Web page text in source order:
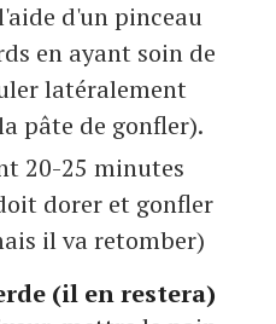
d'un pinceau
en ayant soin de
latéralement
pâte de gonfler).
20-25 minutes
dorer et gonfler
il va retomber)
(il en restera)